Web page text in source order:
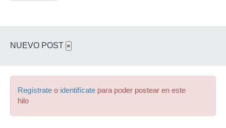
NUEVO POST ×
Regístrate o identifícate para poder postear en este
hilo